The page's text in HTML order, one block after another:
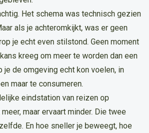
Het schema was technisch gezien
als je achteromkijkt, was er geen
je echt even stilstond. Geen moment
kreeg om meer te worden dan een
je de omgeving echt kon voelen, in
maar te consumeren.
eindstation van reizen op
maar ervaart minder. Die twee
En hoe sneller je beweegt, hoe